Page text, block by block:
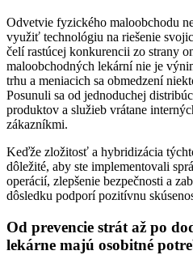
Odvetvie fyzického maloobchodu
využiť technológiu na riešenie
čelí rastúcej konkurencii zo strany
maloobchodných lekární nie je
trhu a meniacich sa obmedzení
Posunuli sa od jednoduchej
produktov a služieb vrátane
zákazníkmi.
Keďže zložitosť a hybridizácia
dôležité, aby ste implementovali
operácií, zlepšenie bezpečnosti a
dôsledku podporí pozitívnu
Od prevencie strát až po
lekárne majú osobitné